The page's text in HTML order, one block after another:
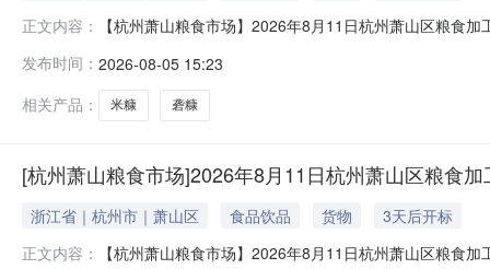
正文内容：
【杭州萧山粮食市场】2026年8月11日杭州萧山区粮食
关事宜公告如下：新用户交易流程：注册—登录会员中
方）提供，其真
发布时间： 2026-08-05 15:23
相关产品：
米糠 砻糠
[杭州萧山粮食市场]2026年8月11日杭州萧山区粮食
浙江省｜杭州市｜萧山区 食品饮品 货物
3天后开标
正文内容：
【杭州萧山粮食市场】2026年8月11日杭州萧山区粮食